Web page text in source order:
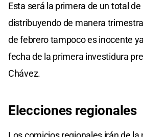
Esta será la primera de un total
distribuyendo de manera
de febrero tampoco es inocente
fecha de la primera investidura
Chávez.
Elecciones regionales